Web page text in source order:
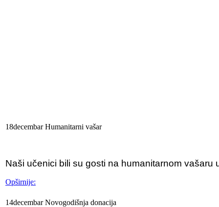
18decembar Humanitarni vašar
Naši učenici bili su gosti na humanitarnom vašaru
Opširnije:
14decembar Novogodišnja donacija